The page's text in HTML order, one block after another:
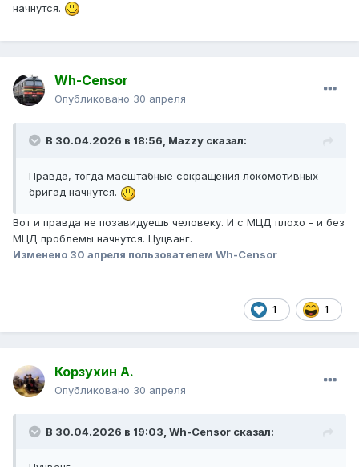
начнутся.
Wh-Censor
Опубликовано 30 апреля
В 30.04.2026 в 18:56, Mazzy сказал:
Правда, тогда масштабные сокращения локомотивных
бригад начнутся.
Вот и правда не позавидуешь человеку. И с МЦД плохо - и без
МЦД проблемы начнутся. Цуцванг.
Изменено 30 апреля пользователем Wh-Censor
1 1
Корзухин А.
Опубликовано 30 апреля
В 30.04.2026 в 19:03, Wh-Censor сказал: